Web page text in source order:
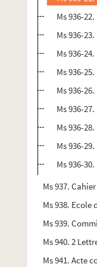
Ms 936-
Ms 936-
Ms 936-
Ms 936-
Ms 936-
Ms 936-
Ms 936-
Ms 936-
Ms 936-
Ms 937.
Ms 938.
Ms 939.
Ms 940. 2
Ms 941. Acte